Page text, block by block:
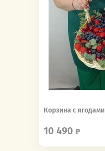
Корзина с ягодами
10 490